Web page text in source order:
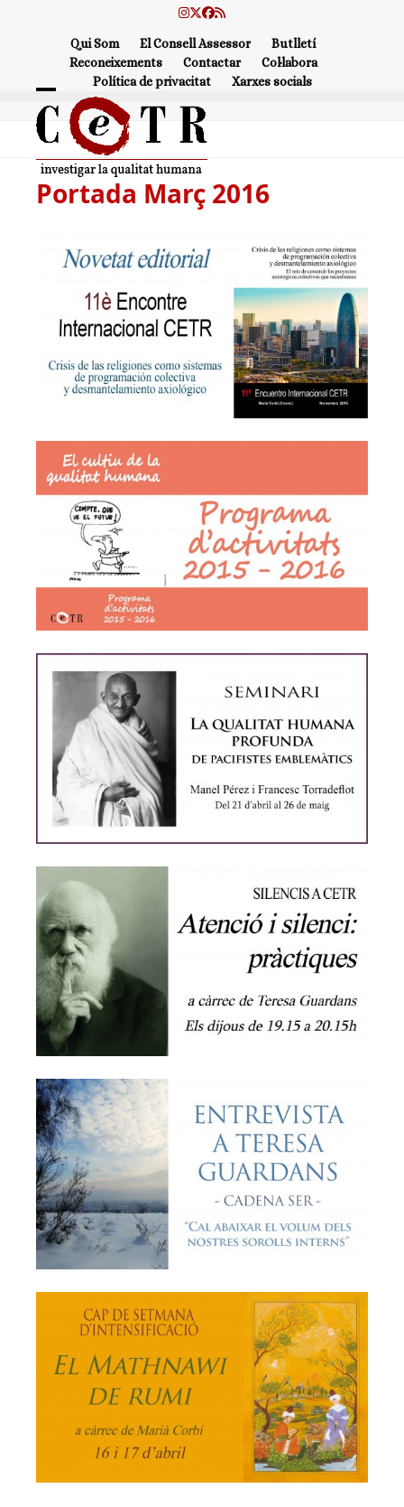
Instagram
Twitter
Facebook
RSS
Qui Som El Consell Assessor
Butlletí
Reconeixements
Contactar
Col·labora
Política de privacitat
Xarxes socials
Open
mobile
menu
Close
mobile
menu
Portada Març 2016